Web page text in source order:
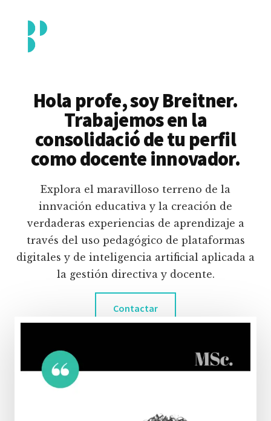
contenido
principal
menu
Piedrahita
docente
pedagógico
educativas
digitales
inteligencia
artificial.
Hola profe, soy Breitner.
Trabajemos en la
consolidació de tu perfil
como docente innovador.
Explora el maravilloso terreno de la
innvación educativa y la creación de
verdaderas experiencias de aprendizaje a
través del uso pedagógico de plataformas
digitales y de inteligencia artificial aplicada a
la gestión directiva y docente.
Contactar